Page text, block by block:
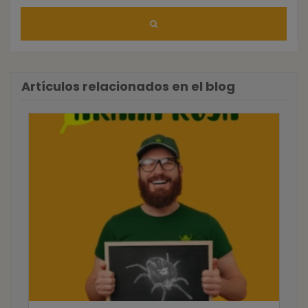
Artículos relacionados en el blog